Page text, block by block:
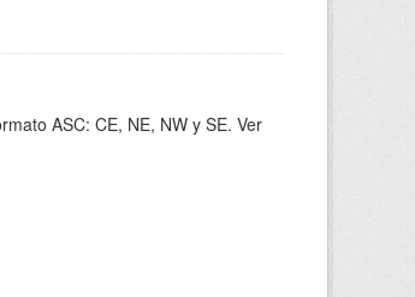
ASC: CE, NE, NW y SE. Ver